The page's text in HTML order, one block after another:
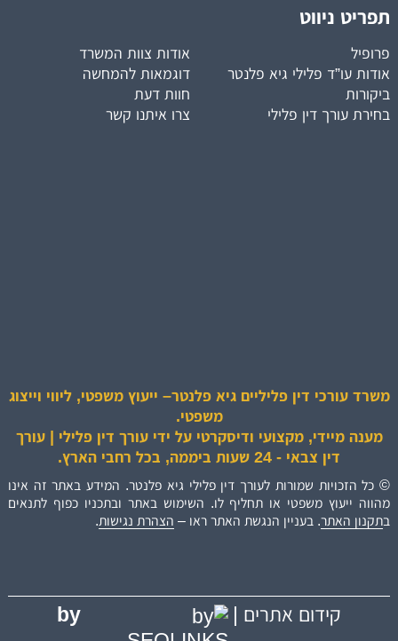
תפריט ניווט
פרופיל
אודות צוות המשרד
אודות עו”ד פלילי גיא פלנטר
דוגמאות להמחשה
ביקורות
חוות דעת
בחירת עורך דין פלילי
צרו איתנו קשר
משרד עורכי דין פליליים גיא פלנטר– ייעוץ משפטי, ליווי וייצוג
משפטי.
מענה מיידי, מקצועי ודיסקרטי על ידי עורך דין פלילי | עורך
דין צבאי - 24 שעות ביממה, בכל רחבי הארץ.
© כל הזכויות שמורות לעורך דין פלילי גיא פלנטר. המידע באתר זה אינו
מהווה ייעוץ משפטי או תחליף לו. השימוש באתר ובתכניו כפוף לתנאים
בתקנון האתר. בעניין הנגשת האתר ראו – הצהרת נגישות.
קידום אתרים | by